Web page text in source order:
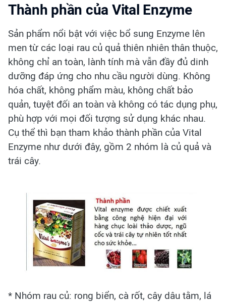
Thành phần của Vital Enzyme
Sản phẩm nổi bật với việc bổ sung Enzyme lên
men từ các loại rau củ quả thiên nhiên thân thuộc,
không chỉ an toàn, lành tính mà vẫn đầy đủ dinh
dưỡng đáp ứng cho nhu cầu người dùng. Không
hóa chất, không phẩm màu, không chất bảo
quản, tuyệt đối an toàn và không có tác dụng phụ,
phù hợp với mọi đối tượng sử dụng khác nhau.
Cụ thể thì bạn tham khảo thành phần của Vital
Enzyme như dưới đây, gồm 2 nhóm là củ quả và
trái cây.
* Nhóm rau củ: rong biển, cà rốt, cây dâu tằm, lá